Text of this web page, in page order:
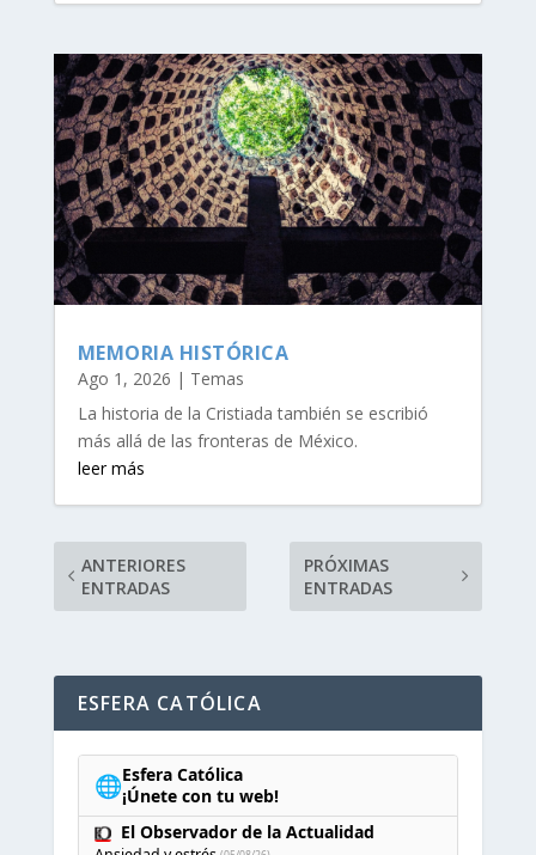
MEMORIA HISTÓRICA
Ago 1, 2026 | Temas
La historia de la Cristiada también se escribió
más allá de las fronteras de México.
leer más
ANTERIORES
ENTRADAS
PRÓXIMAS
ENTRADAS
ESFERA CATÓLICA
🌐Esfera Católica
¡Únete con tu web!
El Observador de la Actualidad